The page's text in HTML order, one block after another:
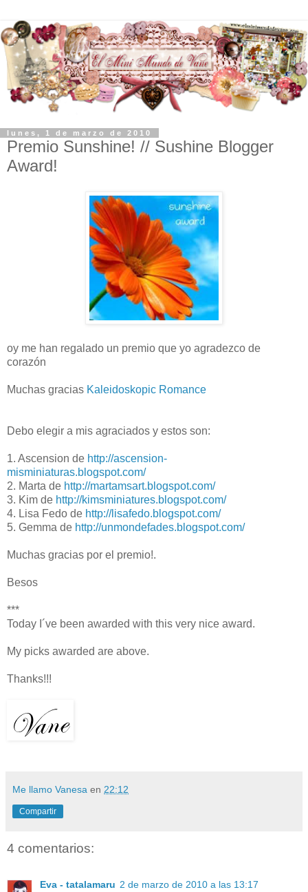
lunes, 1 de marzo de 2010
Premio Sunshine! // Sushine Blogger
Award!
oy me han regalado un premio que yo agradezco de
corazón
Muchas gracias Kaleidoskopic Romance
Debo elegir a mis agraciados y estos son:
1. Ascension de http://ascension-
misminiaturas.blogspot.com/
2. Marta de http://martamsart.blogspot.com/
3. Kim de http://kimsminiatures.blogspot.com/
4. Lisa Fedo de http://lisafedo.blogspot.com/
5. Gemma de http://unmondefades.blogspot.com/
Muchas gracias por el premio!.
Besos
***
Today I´ve been awarded with this very nice award.
My picks awarded are above.
Thanks!!!
Me llamo Vanesa en 22:12
Compartir
4 comentarios:
Eva - tatalamaru 2 de marzo de 2010 a las 13:17